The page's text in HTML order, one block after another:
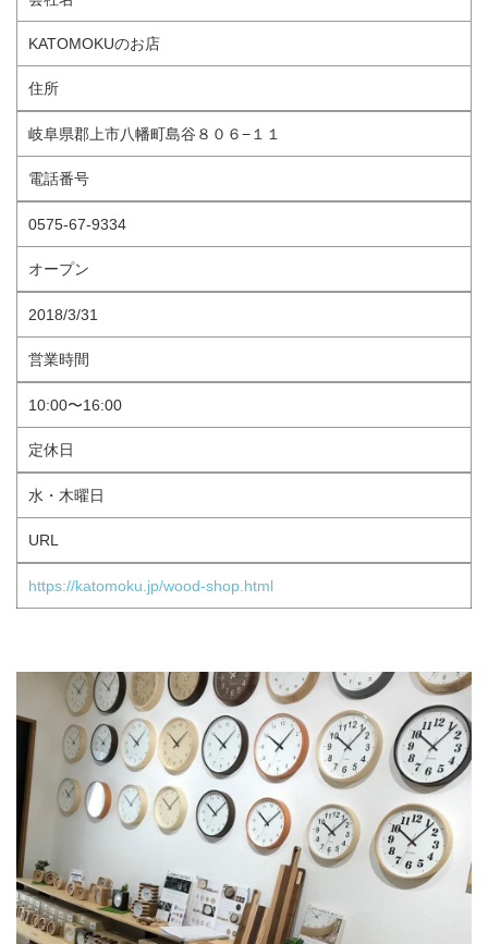
KATOMOKUのお店
住所
岐阜県郡上市八幡町島谷８０６−１１
電話番号
0575-67-9334
オープン
2018/3/31
営業時間
10:00〜16:00
定休日
水・木曜日
URL
https://katomoku.jp/wood-shop.html